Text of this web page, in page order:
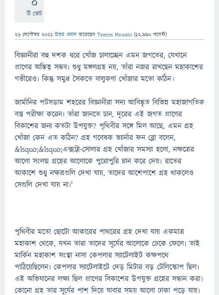
টি ভোট
26 সেপ্টেম্বর 2021 উত্তর প্রদান করেছেন Tamim Hossain (12,990 পয়েন্ট)
বিজ্ঞানীরা বহু দশক ধরে খোঁজ চালাচ্ছেন এমন জগতের, যেখানে
প্রাণের অস্তিত্ব সম্ভব৷ শুধু মঙ্গলগ্রহ নয়, তাঁরা নজর রাখছেন মহাকাশের
গভীরেও৷ কিন্তু সমুদ্র সৈকতে বালুকণা খোঁজার মতো কঠিন।
জার্মানির পটসডাম শহরের বিজ্ঞানীরা সদ্য আবিষ্কৃত বিভিন্ন মহাজাগতিক
বস্তু পরীক্ষা করেন৷ তাঁরা জানতে চান, দূরের এই জগত প্রাণের
বিকাশের জন্য কতটা উপযুক্ত? পৃথিবীর সঙ্গে মিল আছে, এমন গ্রহ
খোঁজা কেন এত কঠিন? গ্রহ গবেষক ভ্যার্নার ফন ব্লো বলেন,
&lsquo;&lsquo;এক্সট্রা-সোলার গ্রহ খোঁজার সমস্যা হলো, নক্ষত্রের
আলো সংলগ্ন গ্রহের আলোকে পুরোপুরি ম্লান করে দেয়৷ রাতের
আকাশে শুধু নক্ষত্রগুলি দেখা যায়, তাদের আশেপাশে গ্রহ থাকলেও
সেগুলি দেখা যায় না৷'
পৃথিবীর মতো ছোটো আকারের পাথরের গ্রহ দেখা যায় একমাত্র
মহাকাশ থেকে, যখন তারা তাদের সূর্যের আলোকে ঢেকে ফেলে৷ তাই
মার্কিন মহাকাশ সংস্থা নাসা কেপলার স্যাটেলাইট কক্ষপথে
পাঠিয়েছিলেন৷ কেপলার স্যাটেলাইটে দেড় মিটার বড় টেলিস্কোপ ছিল৷
এই অভিযানের লক্ষ্য ছিল প্রাণের বিকাশের উপযুক্ত গ্রহের সন্ধান করা৷
কোনো গ্রহ তার সূর্যের পাশ দিয়ে যাবার সময় আলো ঢাকা পড়ে যায়৷